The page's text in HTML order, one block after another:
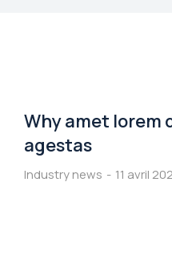
Why amet lorem
agestas
Industry news 11 avril